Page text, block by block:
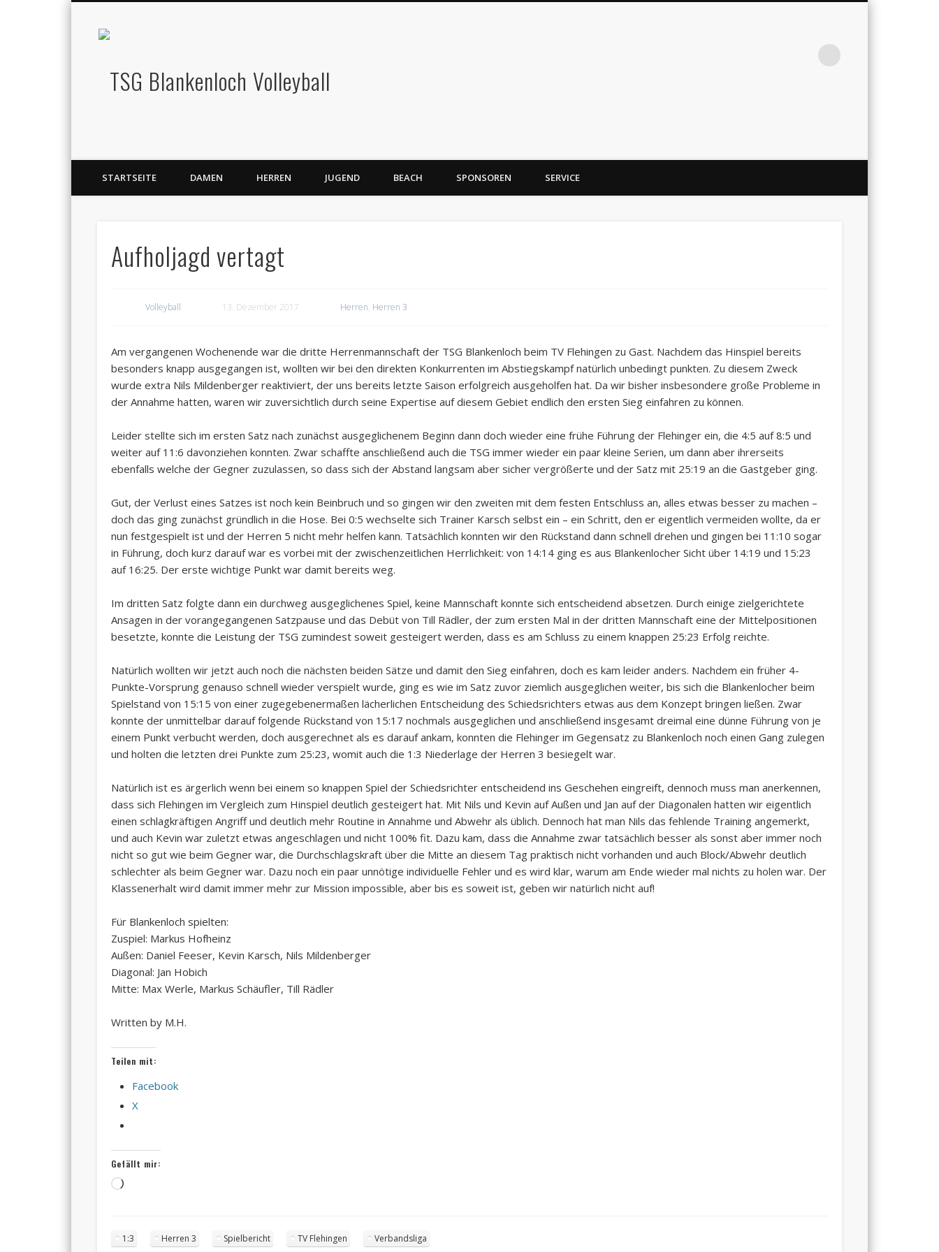
STARTSEITE DAMEN HERREN JUGEND BEACH SPONSOREN SERVICE
Aufholjagd vertagt
Volleyball 13. Dezember 2017 Herren, Herren 3
Am vergangenen Wochenende war die dritte Herrenmannschaft der TSG Blankenloch beim TV Flehingen zu Gast. Nachdem das Hinspiel bereits
besonders knapp ausgegangen ist, wollten wir bei den direkten Konkurrenten im Abstiegskampf natürlich unbedingt punkten. Zu diesem Zweck
wurde extra Nils Mildenberger reaktiviert, der uns bereits letzte Saison erfolgreich ausgeholfen hat. Da wir bisher insbesondere große Probleme in
der Annahme hatten, waren wir zuversichtlich durch seine Expertise auf diesem Gebiet endlich den ersten Sieg einfahren zu können.
Leider stellte sich im ersten Satz nach zunächst ausgeglichenem Beginn dann doch wieder eine frühe Führung der Flehinger ein, die 4:5 auf 8:5 und
weiter auf 11:6 davonziehen konnten. Zwar schaffte anschließend auch die TSG immer wieder ein paar kleine Serien, um dann aber ihrerseits
ebenfalls welche der Gegner zuzulassen, so dass sich der Abstand langsam aber sicher vergrößerte und der Satz mit 25:19 an die Gastgeber ging.
Gut, der Verlust eines Satzes ist noch kein Beinbruch und so gingen wir den zweiten mit dem festen Entschluss an, alles etwas besser zu machen –
doch das ging zunächst gründlich in die Hose. Bei 0:5 wechselte sich Trainer Karsch selbst ein – ein Schritt, den er eigentlich vermeiden wollte, da er
nun festgespielt ist und der Herren 5 nicht mehr helfen kann. Tatsächlich konnten wir den Rückstand dann schnell drehen und gingen bei 11:10 sogar
in Führung, doch kurz darauf war es vorbei mit der zwischenzeitlichen Herrlichkeit: von 14:14 ging es aus Blankenlocher Sicht über 14:19 und 15:23
auf 16:25. Der erste wichtige Punkt war damit bereits weg.
Im dritten Satz folgte dann ein durchweg ausgeglichenes Spiel, keine Mannschaft konnte sich entscheidend absetzen. Durch einige zielgerichtete
Ansagen in der vorangegangenen Satzpause und das Debüt von Till Rädler, der zum ersten Mal in der dritten Mannschaft eine der Mittelpositionen
besetzte, konnte die Leistung der TSG zumindest soweit gesteigert werden, dass es am Schluss zu einem knappen 25:23 Erfolg reichte.
Natürlich wollten wir jetzt auch noch die nächsten beiden Sätze und damit den Sieg einfahren, doch es kam leider anders. Nachdem ein früher 4-
Punkte-Vorsprung genauso schnell wieder verspielt wurde, ging es wie im Satz zuvor ziemlich ausgeglichen weiter, bis sich die Blankenlocher beim
Spielstand von 15:15 von einer zugegebenermaßen lächerlichen Entscheidung des Schiedsrichters etwas aus dem Konzept bringen ließen. Zwar
konnte der unmittelbar darauf folgende Rückstand von 15:17 nochmals ausgeglichen und anschließend insgesamt dreimal eine dünne Führung von je
einem Punkt verbucht werden, doch ausgerechnet als es darauf ankam, konnten die Flehinger im Gegensatz zu Blankenloch noch einen Gang zulegen
und holten die letzten drei Punkte zum 25:23, womit auch die 1:3 Niederlage der Herren 3 besiegelt war.
Natürlich ist es ärgerlich wenn bei einem so knappen Spiel der Schiedsrichter entscheidend ins Geschehen eingreift, dennoch muss man anerkennen,
dass sich Flehingen im Vergleich zum Hinspiel deutlich gesteigert hat. Mit Nils und Kevin auf Außen und Jan auf der Diagonalen hatten wir eigentlich
einen schlagkräftigen Angriff und deutlich mehr Routine in Annahme und Abwehr als üblich. Dennoch hat man Nils das fehlende Training angemerkt,
und auch Kevin war zuletzt etwas angeschlagen und nicht 100% fit. Dazu kam, dass die Annahme zwar tatsächlich besser als sonst aber immer noch
nicht so gut wie beim Gegner war, die Durchschlagskraft über die Mitte an diesem Tag praktisch nicht vorhanden und auch Block/Abwehr deutlich
schlechter als beim Gegner war. Dazu noch ein paar unnötige individuelle Fehler und es wird klar, warum am Ende wieder mal nichts zu holen war. Der
Klassenerhalt wird damit immer mehr zur Mission impossible, aber bis es soweit ist, geben wir natürlich nicht auf!
Für Blankenloch spielten:
Zuspiel: Markus Hofheinz
Außen: Daniel Feeser, Kevin Karsch, Nils Mildenberger
Diagonal: Jan Hobich
Mitte: Max Werle, Markus Schäufler, Till Rädler
Written by M.H.
Teilen mit:
Facebook
X
Gefällt mir:
Wird
1:3 Herren 3 Spielbericht TV Flehingen Verbandsliga